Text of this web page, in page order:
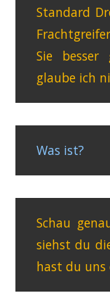
Standard
Sie
glaube ich
Was ist?
Schau
siehst du
hast du uns